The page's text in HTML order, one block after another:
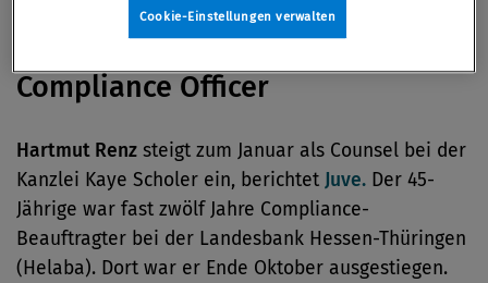
Compliance Officer
Hartmut Renz steigt zum Januar als Counsel bei der
Kanzlei Kaye Scholer ein, berichtet Juve. Der 45-
Jährige war fast zwölf Jahre Compliance-
Beauftragter bei der Landesbank Hessen-Thüringen
(Helaba). Dort war er Ende Oktober ausgestiegen.
Cookie-Einstellungen verwalten